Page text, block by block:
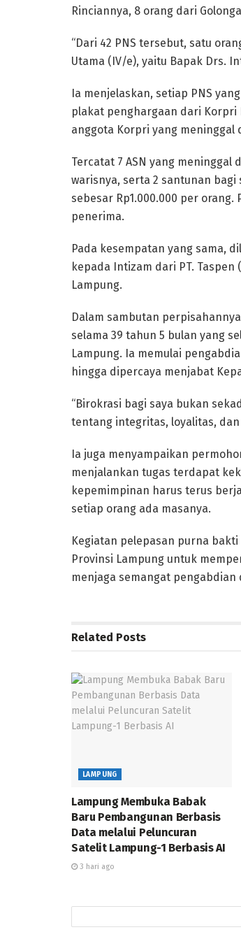
Rinciannya, 8 orang dari
“Dari 42 PNS tersebut, satu
Utama (IV/e), yaitu Bapak Drs.
Ia menjelaskan, setiap PNS
plakat penghargaan dari Korpri
anggota Korpri yang meninggal
Tercatat 7 ASN yang
warisnya, serta 2 santunan bagi
sebesar Rp1.000.000 per
penerima.
Pada kesempatan yang sama,
kepada Intizam dari PT. Taspen
Lampung.
Dalam sambutan
selama 39 tahun 5 bulan yang
Lampung. Ia memulai
hingga dipercaya menjabat
“Birokrasi bagi saya bukan
tentang integritas, loyalitas, dan
Ia juga menyampaikan
menjalankan tugas terdapat
kepemimpinan harus terus
setiap orang ada masanya.
Kegiatan pelepasan purna
Provinsi Lampung untuk
menjaga semangat
Related Posts
LAMPUNG
Lampung Membuka Babak
Baru Pembangunan Berbasis
Data melalui Peluncuran
Satelit Lampung-1 Berbasis AI
3 hari ago